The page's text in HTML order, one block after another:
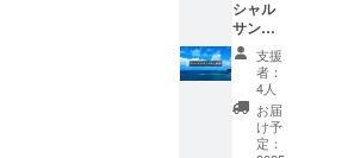
・掲載
方法：
文字の
み ・そ
の他：
備考欄
に掲載
を希望
め） ・
家族の
予定や
メモ書
きがで
きてそ
の月の
予定を
シャル
サンク
ス記載
権】 ご
注意：
こちら
は支援
金のみ
支援
者：
4人
お届
け予
定：